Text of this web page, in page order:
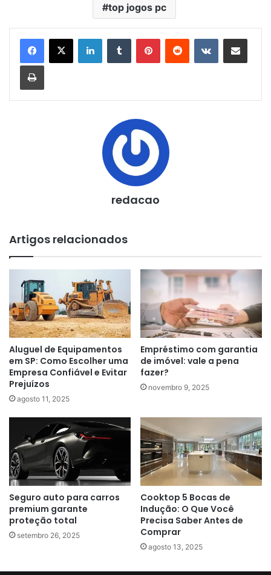
top jogos pc
LinkedinTumblr PinterestReddit VK Compartilhar via e-mail
Imprimir
redacao
Artigos relacionados
Aluguel de Equipamentos
em SP: Como Escolher uma
Empresa Confiável e Evitar
Prejuízos
agosto 11, 2025
Empréstimo com garantia
de imóvel: vale a pena
fazer?
novembro 9, 2025
Seguro auto para carros
premium garante
proteção total
setembro 26, 2025
Cooktop 5 Bocas de
Indução: O Que Você
Precisa Saber Antes de
Comprar
agosto 13, 2025